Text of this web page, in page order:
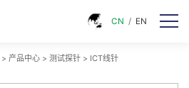
CN / EN
> 产品中心 > 测试探针 > ICT线针